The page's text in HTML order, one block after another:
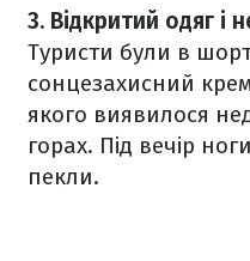
3. Відкритий одяг і
Туристи були в
сонцезахисний
якого виявилося
горах. Під вечір
пекли.